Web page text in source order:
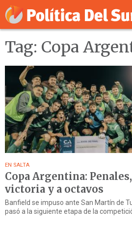
Tag: Copa
EN SALTA
Copa Argentina: Penales,
victoria y a octavos
Banfield se impuso ante San Martín de
pasó a la siguiente etapa de la